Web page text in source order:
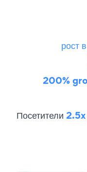
рост
200%
Посетители